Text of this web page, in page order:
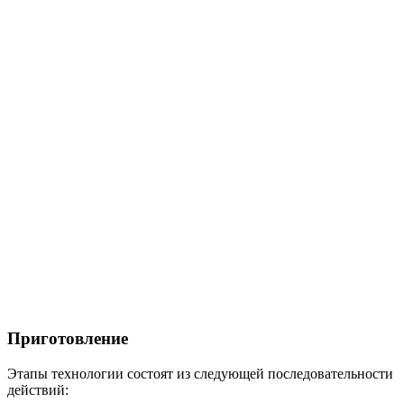
Приготовление
Этапы технологии состоят из следующей последовательности
действий: